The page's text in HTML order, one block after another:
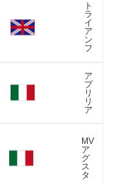
ト
ラ
イ
ア
ン
フ
ア
プ
リ
リ
ア
MV
ア
グ
ス
タ